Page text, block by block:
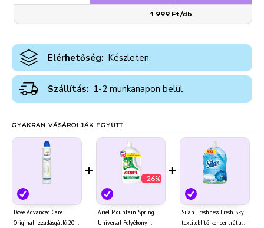
1 999 Ft/db
Elérhetőség: Készleten
Szállítás: 1-2 munkanapon belül
GYAKRAN VÁSÁROLJÁK EGYÜTT
Dove Advanced Care
Original izzadásgátló 200
+
-26%
Ariel Mountain Spring
Universal Folyékony
+
Silan Freshness Fresh Sky
textilöblítő koncentrátum